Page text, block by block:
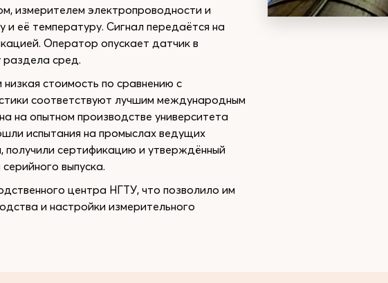
измерителем электропроводности и
её температуру. Сигнал передаётся на
Оператор опускает датчик в
раздела сред.
стоимость по сравнению с
соответствуют лучшим международным
на опытном производстве университета
испытания на промыслах ведущих
получили сертификацию и утверждённый
выпуска.
центра НГТУ, что позволило им
и настройки измерительного